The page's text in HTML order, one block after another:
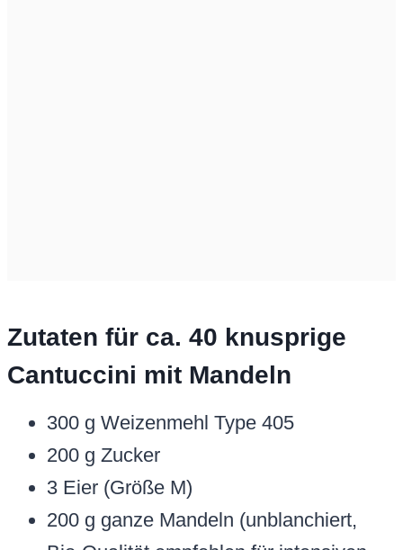
Zutaten für ca. 40 knusprige
Cantuccini mit Mandeln
300 g Weizenmehl Type 405
200 g Zucker
3 Eier (Größe M)
200 g ganze Mandeln (unblanchiert,